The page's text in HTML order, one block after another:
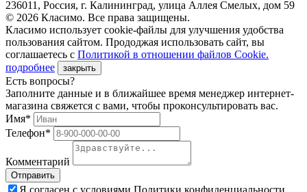
236011, Россия, г. Калининград, улица Аллея Смелых, дом 59
© 2026 Класимо. Все права защищены.
Класимо использует cookie-файлы для улучшения удобства
пользования сайтом. Прододжая использовать сайт, вы
соглашаетесь с Политикой в отношении файлов Сookie.
подробнее
закрыть
Есть вопросы?
Заполните данные и в ближайшее время менеджер интернет-
магазина свяжется с вами, чтобы проконсультировать вас.
Имя*
Телефон*
Комментарий
Я согласен с условиями Политики конфиденциальности.